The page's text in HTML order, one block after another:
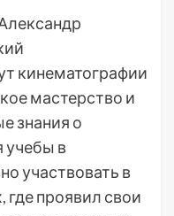
кинематографии
мастерство и
знания о
учебы в
участвовать в
где проявил свои